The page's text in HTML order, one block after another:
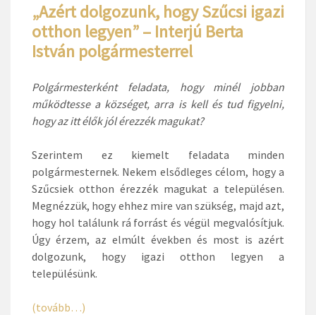
„Azért dolgozunk, hogy Szűcsi igazi
otthon legyen” – Interjú Berta
István polgármesterrel
Polgármesterként feladata, hogy minél jobban
működtesse a községet, arra is kell és tud figyelni,
hogy az itt élők jól érezzék magukat?
Szerintem ez kiemelt feladata minden
polgármesternek. Nekem elsődleges célom, hogy a
Szűcsiek otthon érezzék magukat a településen.
Megnézzük, hogy ehhez mire van szükség, majd azt,
hogy hol találunk rá forrást és végül megvalósítjuk.
Úgy érzem, az elmúlt években és most is azért
dolgozunk, hogy igazi otthon legyen a
településünk.
(tovább…)